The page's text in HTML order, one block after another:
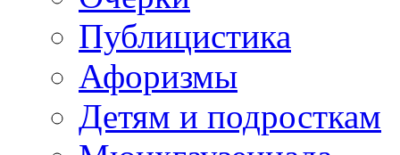
Публицистика
Афоризмы
Детям и подросткам